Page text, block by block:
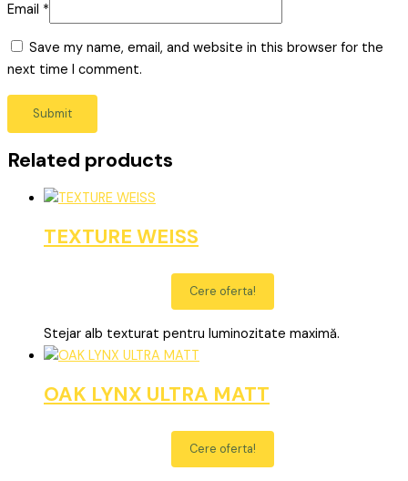
Email *
Save my name, email, and website in this browser for the
next time I comment.
Related products
TEXTURE WEISS
Cere oferta!
Stejar alb texturat pentru luminozitate maximă.
OAK LYNX ULTRA MATT
Cere oferta!